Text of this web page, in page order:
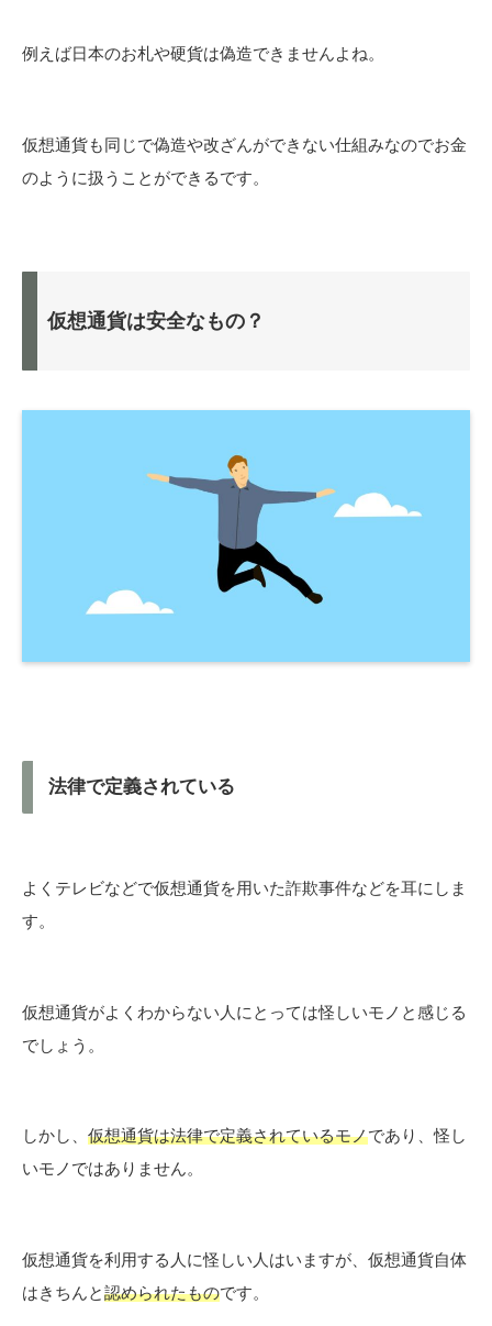
例えば日本のお札や硬貨は偽造できませんよね。
仮想通貨も同じで偽造や改ざんができない仕組みなのでお金
のように扱うことができるです。
仮想通貨は安全なもの？
法律で定義されている
よくテレビなどで仮想通貨を用いた詐欺事件などを耳にしま
す。
仮想通貨がよくわからない人にとっては怪しいモノと感じる
でしょう。
しかし、 仮想通貨は法律で定義されているモノであり、怪し
いモノではありません。
仮想通貨を利用する人に怪しい人はいますが、仮想通貨自体
はきちんと認められたものです。